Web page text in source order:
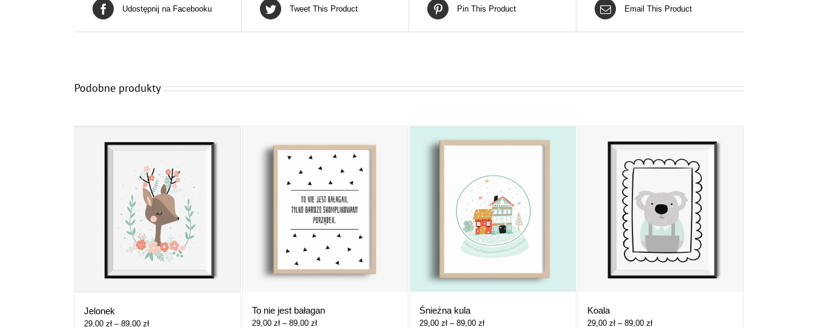
Udostępnij na Facebooku Tweet This Product Pin This Product Email This Product
Podobne produkty
Jelonek
29,00 zł – 89,00 złZakres
To nie jest bałagan
29,00 zł – 89,00 złZakres
Śnieżna kula
29,00 zł – 89,00 złZakres
Koala
29,00 zł – 89,00 złZakres